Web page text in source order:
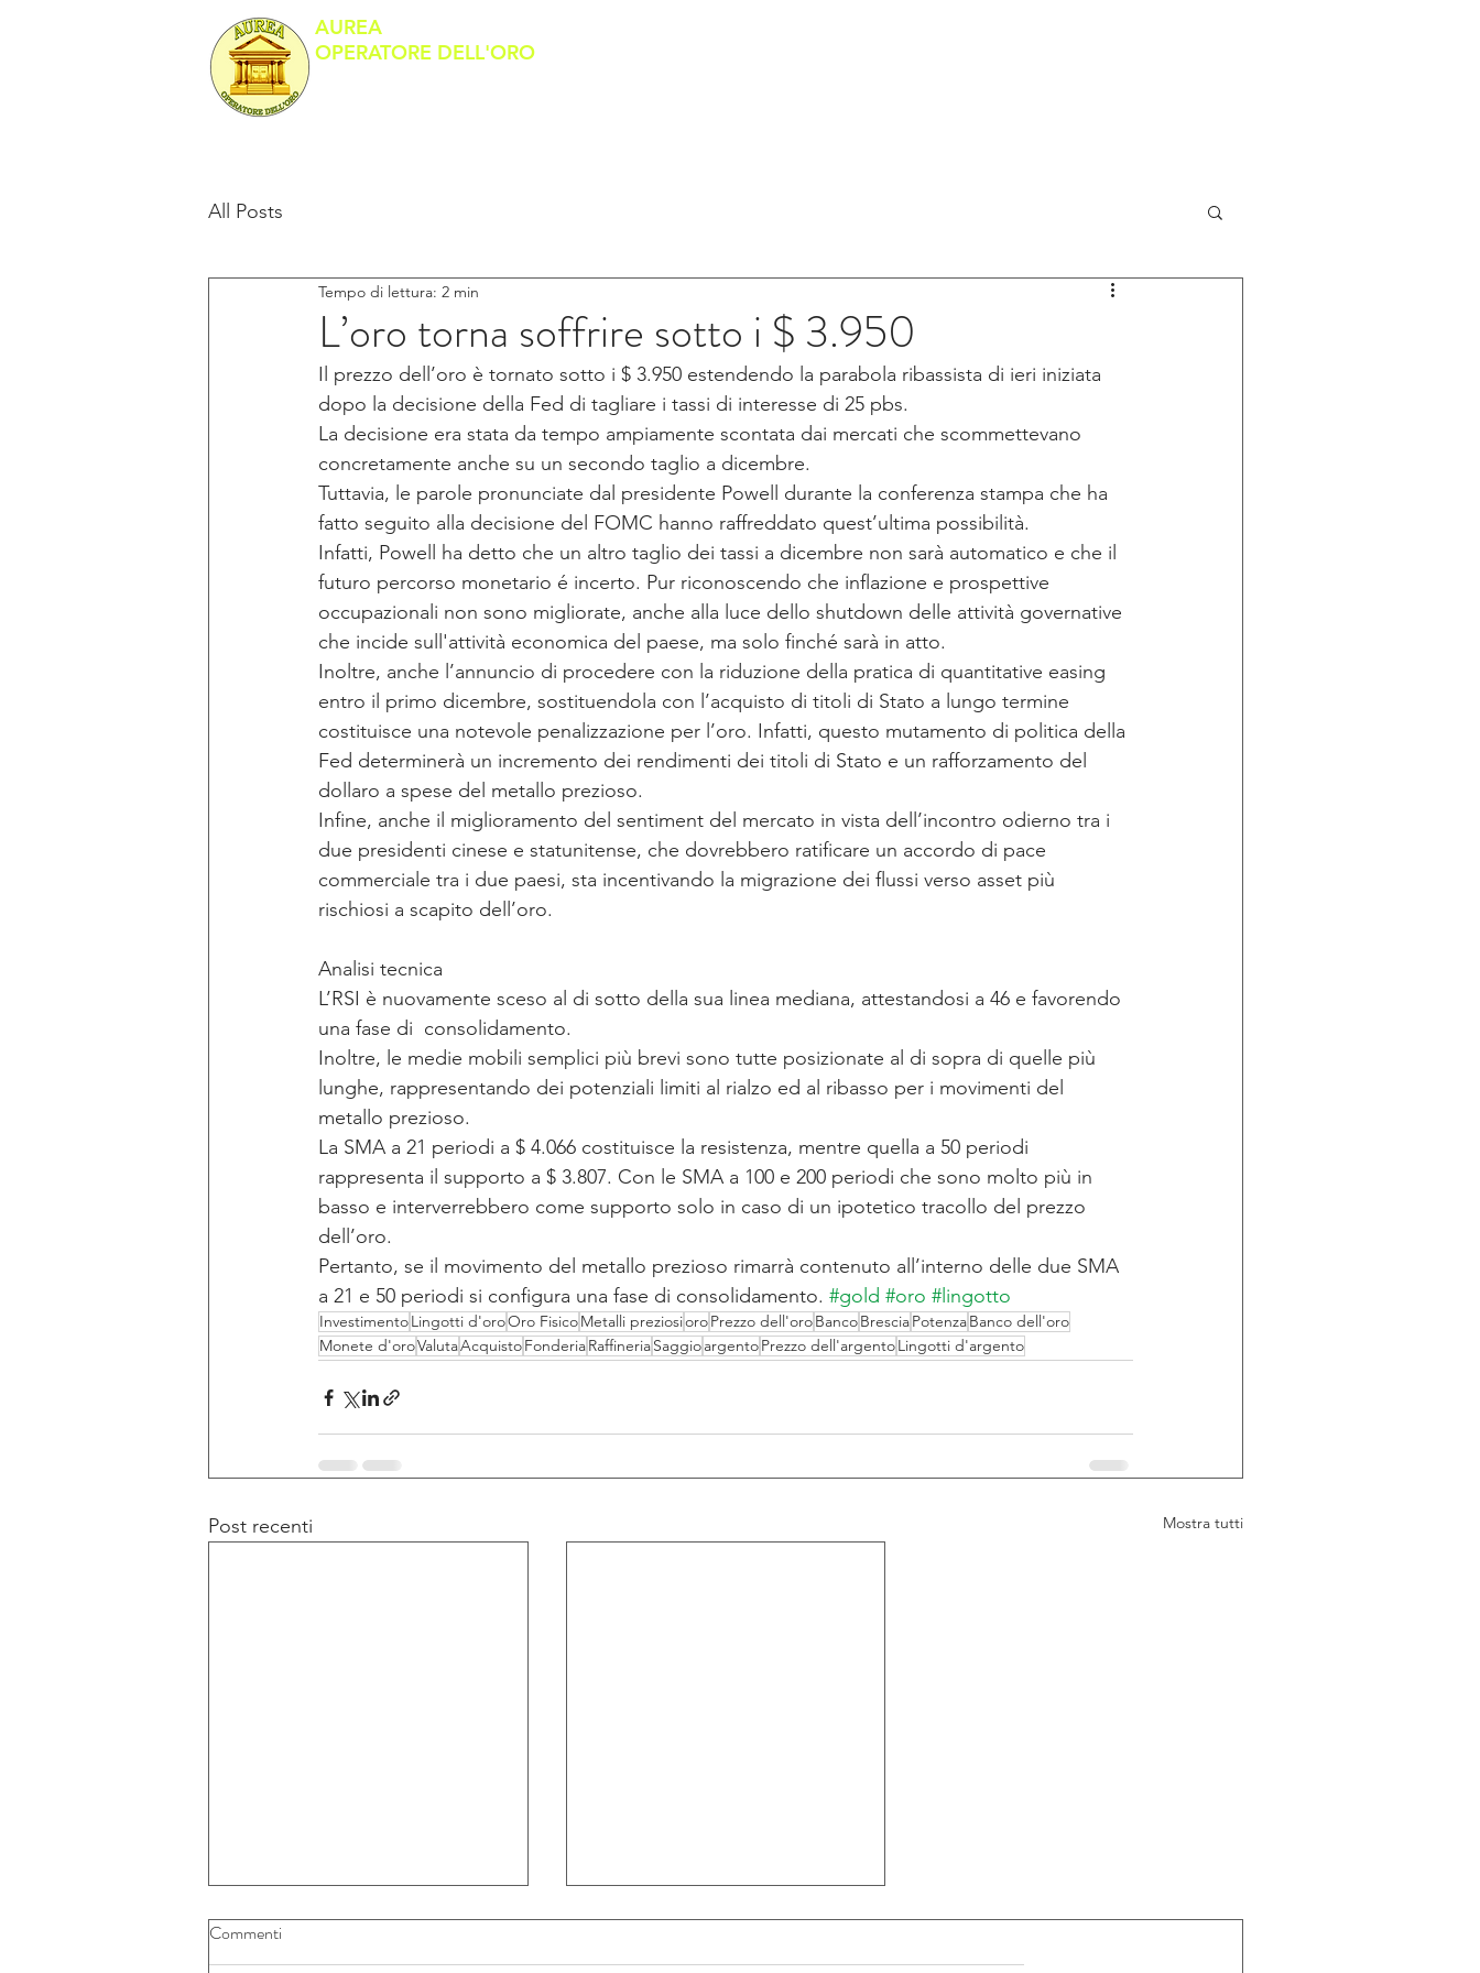
AUREA
OPERATORE DELL'ORO
All Posts
L’oro torna soffrire sotto i $ 3.950
Tempo di lettura: 2 min
Il prezzo dell’oro è tornato sotto i $ 3.950 estendendo la parabola ribassista di ieri iniziata
dopo la decisione della Fed di tagliare i tassi di interesse di 25 pbs.
La decisione era stata da tempo ampiamente scontata dai mercati che scommettevano
concretamente anche su un secondo taglio a dicembre.
Tuttavia, le parole pronunciate dal presidente Powell durante la conferenza stampa che ha
fatto seguito alla decisione del FOMC hanno raffreddato quest’ultima possibilità.
Infatti, Powell ha detto che un altro taglio dei tassi a dicembre non sarà automatico e che il
futuro percorso monetario é incerto. Pur riconoscendo che inflazione e prospettive
occupazionali non sono migliorate, anche alla luce dello shutdown delle attività governative
che incide sull'attività economica del paese, ma solo finché sarà in atto.
Inoltre, anche l’annuncio di procedere con la riduzione della pratica di quantitative easing
entro il primo dicembre, sostituendola con l’acquisto di titoli di Stato a lungo termine
costituisce una notevole penalizzazione per l’oro. Infatti, questo mutamento di politica della
Fed determinerà un incremento dei rendimenti dei titoli di Stato e un rafforzamento del
dollaro a spese del metallo prezioso.
Infine, anche il miglioramento del sentiment del mercato in vista dell’incontro odierno tra i
due presidenti cinese e statunitense, che dovrebbero ratificare un accordo di pace
commerciale tra i due paesi, sta incentivando la migrazione dei flussi verso asset più
rischiosi a scapito dell’oro.
Analisi tecnica
L’RSI è nuovamente sceso al di sotto della sua linea mediana, attestandosi a 46 e favorendo
una fase di  consolidamento.
Inoltre, le medie mobili semplici più brevi sono tutte posizionate al di sopra di quelle più
lunghe, rappresentando dei potenziali limiti al rialzo ed al ribasso per i movimenti del
metallo prezioso.
La SMA a 21 periodi a $ 4.066 costituisce la resistenza, mentre quella a 50 periodi
rappresenta il supporto a $ 3.807. Con le SMA a 100 e 200 periodi che sono molto più in
basso e interverrebbero come supporto solo in caso di un ipotetico tracollo del prezzo
dell’oro.
Pertanto, se il movimento del metallo prezioso rimarrà contenuto all’interno delle due SMA
a 21 e 50 periodi si configura una fase di consolidamento. #gold #oro #lingotto
InvestimentoLingotti d'oroOro FisicoMetalli preziosioroPrezzo dell'oroBancoBresciaPotenzaBanco dell'oro
Monete d'oroValutaAcquistoFonderiaRaffineriaSaggioargentoPrezzo dell'argentoLingotti d'argento
Post recenti Mostra tutti
Commenti